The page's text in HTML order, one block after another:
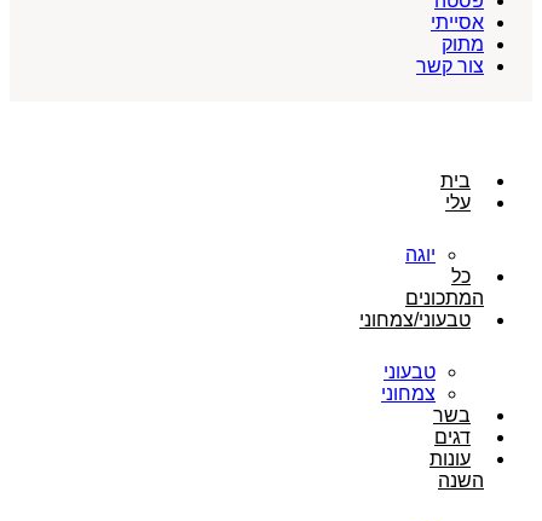
אסייתי
מתוק
צור קשר
בית
עלי
יוגה
כל
המתכונים
טבעוני/צמחוני
טבעוני
צמחוני
בשר
דגים
עונות
השנה